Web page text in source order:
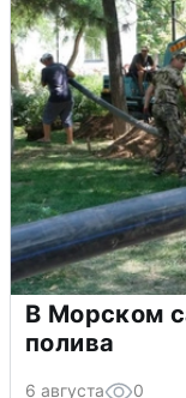
В Морском
полива
6 августа 0